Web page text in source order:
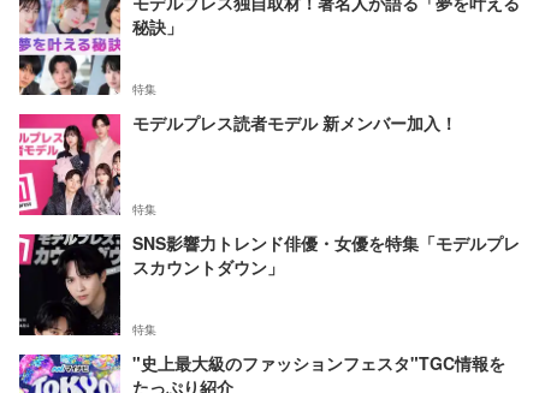
秘訣」
特集
モデルプレス読者モデル 新メンバー加入！
特集
SNS影響力トレンド俳優・女優を特集「モデルプレ
スカウントダウン」
特集
"史上最大級のファッションフェスタ"TGC情報を
たっぷり紹介